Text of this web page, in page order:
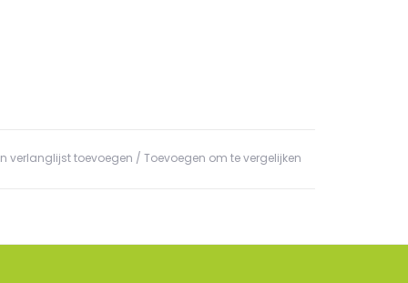
verlanglijst toevoegen / Toevoegen om te vergelijken